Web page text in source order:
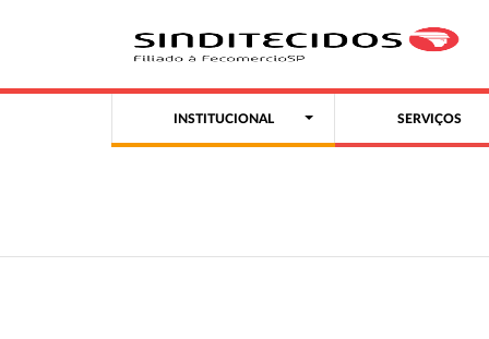
INSTITUCIONAL SERVIÇOS